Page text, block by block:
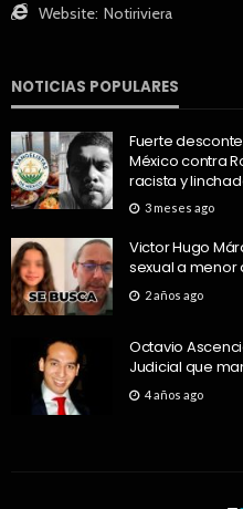
Website: Notiriviera
NOTICIAS POPULARES
Fuerte
México contra
racista y
3 meses ago
Victor Hugo
sexual a menor
2 años ago
Octavio
Judicial que
4 años ago